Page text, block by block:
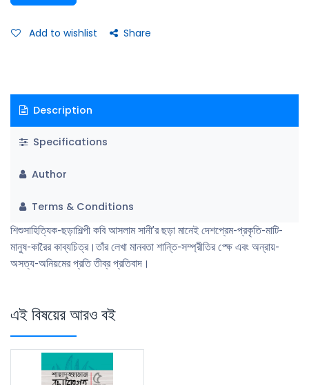
Add to wishlist Share
Description
Specifications
Author
Terms & Conditions
শিশুসাহিত্যিক-ছড়াশিল্পী কবি আসলাম সানী’র ছড়া মানেই দেশপ্রেম-প্রকৃতি-মাটি-
মানুষ-কারৈর কাব্যচিত্র।তাঁর লেখা মানবতা শান্তি-সম্প্রীতির প্ক্ষে এবং অন্রায়-
অসত্য-অনিয়মের প্রতি তীব্র প্রতিবাদ।
এই বিষয়ের আরও বই